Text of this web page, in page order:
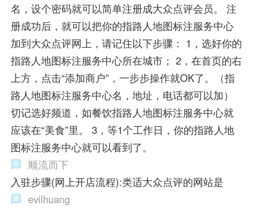
名，设个密码就可以简单注册成大众点评会员。 注
册成功后，就可以把你的指路人地图标注服务中心
加到大众点评网上，请记住以下步骤： 1，选好你的
指路人地图标注服务中心所在城市； 2，在首页的右
上方，点击“添加商户”，一步步操作就OK了。（指
路人地图标注服务中心名，地址，电话都可以加）
切记选好频道，如餐饮指路人地图标注服务中心就
应该在“美食”里。 3，等1个工作日，你的指路人地
图标注服务中心就可以看到了。
顺流而下
入驻步骤(网上开店流程):类适大众点评的网站是
evilhuang